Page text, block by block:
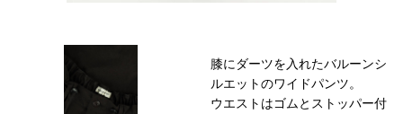
膝にダーツを入れたバルーンシ
ルエットのワイドパンツ。
ウエストはゴムとストッパー付